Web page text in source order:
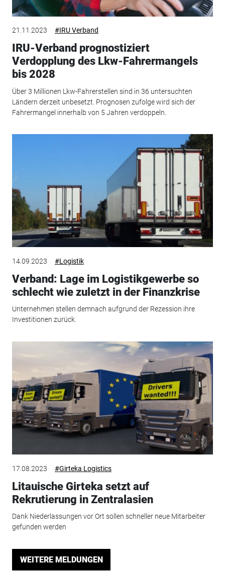
21.11.2023 #IRU Verband
IRU-Verband prognostiziert
Verdopplung des Lkw-Fahrermangels
bis 2028
Über 3 Millionen Lkw-Fahrerstellen sind in 36 untersuchten
Ländern derzeit unbesetzt. Prognosen zufolge wird sich der
Fahrermangel innerhalb von 5 Jahren verdoppeln.
14.09.2023 #Logistik
Verband: Lage im Logistikgewerbe so
schlecht wie zuletzt in der Finanzkrise
Unternehmen stellen demnach aufgrund der Rezession ihre
Investitionen zurück.
17.08.2023 #Girteka Logistics
Litauische Girteka setzt auf
Rekrutierung in Zentralasien
Dank Niederlassungen vor Ort sollen schneller neue Mitarbeiter
gefunden werden
WEITERE MELDUNGEN